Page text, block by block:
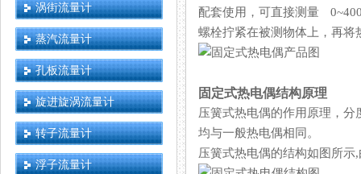
涡街流量计
蒸汽流量计
孔板流量计
旋进旋涡流量计
转子流量计
浮子流量计
配套使用，可直接测量
螺栓拧紧在被测物体上，再将
固定式热电偶结构原理
压簧式热电偶的作用原理，
均与一般热电偶相同。
压簧式热电偶的结构如图所示,